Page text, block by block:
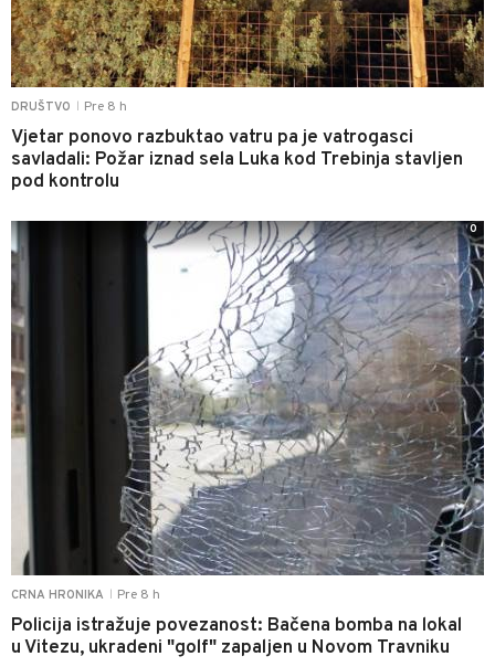
DRUŠTVO Pre 8 h
Vjetar ponovo razbuktao vatru pa je vatrogasci
savladali: Požar iznad sela Luka kod Trebinja stavljen
pod kontrolu
CRNA HRONIKA Pre 8 h
Policija istražuje povezanost: Bačena bomba na lokal
u Vitezu, ukradeni "golf" zapaljen u Novom Travniku
0